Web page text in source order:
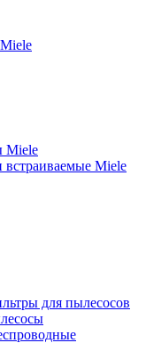
Miele
Miele
для пылесосов